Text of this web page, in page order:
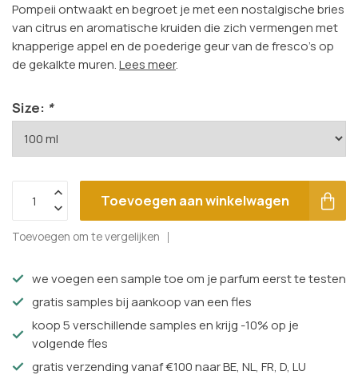
Pompeii ontwaakt en begroet je met een nostalgische bries
van citrus en aromatische kruiden die zich vermengen met
knapperige appel en de poederige geur van de fresco's op
de gekalkte muren.Lees meer.
Size: *
Toevoegen aan winkelwagen
Toevoegen om te vergelijken
we voegen een sample toe om je parfum eerst te testen
gratis samples bij aankoop van een fles
koop 5 verschillende samples en krijg -10% op je
volgende fles
gratis verzending vanaf €100 naar BE, NL, FR, D, LU